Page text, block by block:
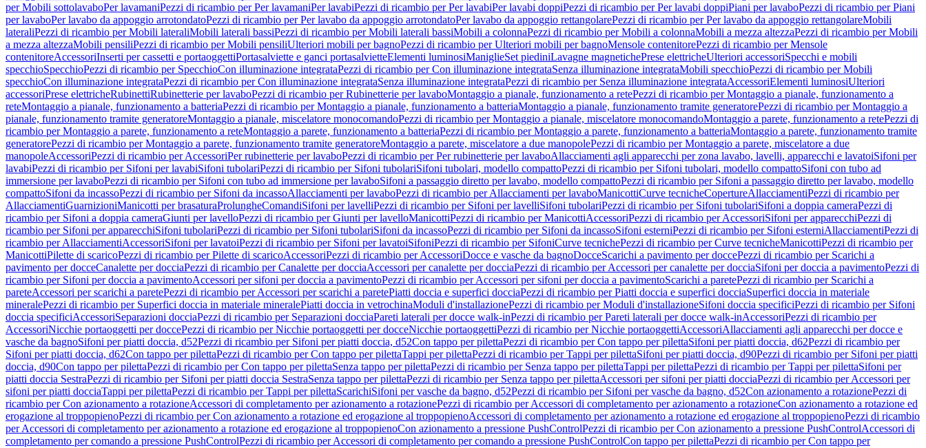
per Mobili sottolavaboPer lavamaniPezzi di ricambio per Per lavamaniPer lavabiPezzi di ricambio per Per lavabiPer lavabi doppiPezzi di ricambio per Per lavabi doppiPiani per lavaboPezzi di ricambio per Piani
per lavaboPer lavabo da appoggio arrotondatoPezzi di ricambio per Per lavabo da appoggio arrotondatoPer lavabo da appoggio rettangolarePezzi di ricambio per Per lavabo da appoggio rettangolareMobili
lateraliPezzi di ricambio per Mobili lateraliMobili laterali bassiPezzi di ricambio per Mobili laterali bassiMobili a colonnaPezzi di ricambio per Mobili a colonnaMobili a mezza altezzaPezzi di ricambio per Mobili
a mezza altezzaMobili pensiliPezzi di ricambio per Mobili pensiliUlteriori mobili per bagnoPezzi di ricambio per Ulteriori mobili per bagnoMensole contenitorePezzi di ricambio per Mensole
contenitoreAccessoriInserti per cassetti e portaoggettiPortasalviette e ganci portasalvietteElementi luminosiManiglieSet piediniLavagne magnetichePrese elettricheUlteriori accessoriSpecchi e mobili
specchioSpecchioPezzi di ricambio per SpecchioCon illuminazione integrataPezzi di ricambio per Con illuminazione integrataSenza illuminazione integrataMobili specchioPezzi di ricambio per Mobili
specchioCon illuminazione integrataPezzi di ricambio per Con illuminazione integrataSenza illuminazione integrataPezzi di ricambio per Senza illuminazione integrataAccessoriElementi luminosiUlteriori
accessoriPrese elettricheRubinettiRubinetterie per lavaboPezzi di ricambio per Rubinetterie per lavaboMontaggio a pianale, funzionamento a retePezzi di ricambio per Montaggio a pianale, funzionamento a
reteMontaggio a pianale, funzionamento a batteriaPezzi di ricambio per Montaggio a pianale, funzionamento a batteriaMontaggio a pianale, funzionamento tramite generatorePezzi di ricambio per Montaggio a
pianale, funzionamento tramite generatoreMontaggio a pianale, miscelatore monocomandoPezzi di ricambio per Montaggio a pianale, miscelatore monocomandoMontaggio a parete, funzionamento a retePezzi di
ricambio per Montaggio a parete, funzionamento a reteMontaggio a parete, funzionamento a batteriaPezzi di ricambio per Montaggio a parete, funzionamento a batteriaMontaggio a parete, funzionamento tramite
generatorePezzi di ricambio per Montaggio a parete, funzionamento tramite generatoreMontaggio a parete, miscelatore a due manopolePezzi di ricambio per Montaggio a parete, miscelatore a due
manopoleAccessoriPezzi di ricambio per AccessoriPer rubinetterie per lavaboPezzi di ricambio per Per rubinetterie per lavaboAllacciamenti agli apparecchi per zona lavabo, lavelli, apparecchi e lavatoiSifoni per
lavabiPezzi di ricambio per Sifoni per lavabiSifoni tubolariPezzi di ricambio per Sifoni tubolariSifoni tubolari, modello compattoPezzi di ricambio per Sifoni tubolari, modello compattoSifoni con tubo ad
immersione per lavaboPezzi di ricambio per Sifoni con tubo ad immersione per lavaboSifoni a passaggio diretto per lavabo, modello compattoPezzi di ricambio per Sifoni a passaggio diretto per lavabo, modello
compattoSifoni da incassoPezzi di ricambio per Sifoni da incassoAllacciamenti per lavaboPezzi di ricambio per Allacciamenti per lavaboManicottiCurve tecnicheCopertureAllacciamentiPezzi di ricambio per
AllacciamentiGuarnizioniManicotti per brasaturaProlungheComandiSifoni per lavelliPezzi di ricambio per Sifoni per lavelliSifoni tubolariPezzi di ricambio per Sifoni tubolariSifoni a doppia cameraPezzi di
ricambio per Sifoni a doppia cameraGiunti per lavelloPezzi di ricambio per Giunti per lavelloManicottiPezzi di ricambio per ManicottiAccessoriPezzi di ricambio per AccessoriSifoni per apparecchiPezzi di
ricambio per Sifoni per apparecchiSifoni tubolariPezzi di ricambio per Sifoni tubolariSifoni da incassoPezzi di ricambio per Sifoni da incassoSifoni esterniPezzi di ricambio per Sifoni esterniAllacciamentiPezzi di
ricambio per AllacciamentiAccessoriSifoni per lavatoiPezzi di ricambio per Sifoni per lavatoiSifoniPezzi di ricambio per SifoniCurve tecnichePezzi di ricambio per Curve tecnicheManicottiPezzi di ricambio per
ManicottiPilette di scaricoPezzi di ricambio per Pilette di scaricoAccessoriPezzi di ricambio per AccessoriDocce e vasche da bagnoDocceScarichi a pavimento per doccePezzi di ricambio per Scarichi a
pavimento per docceCanalette per docciaPezzi di ricambio per Canalette per docciaAccessori per canalette per docciaPezzi di ricambio per Accessori per canalette per docciaSifoni per doccia a pavimentoPezzi di
ricambio per Sifoni per doccia a pavimentoAccessori per sifoni per doccia a pavimentoPezzi di ricambio per Accessori per sifoni per doccia a pavimentoScarichi a paretePezzi di ricambio per Scarichi a
pareteAccessori per scarichi a paretePezzi di ricambio per Accessori per scarichi a paretePiatti doccia e superfici docciaPezzi di ricambio per Piatti doccia e superfici docciaSuperfici doccia in materiale
mineralePezzi di ricambio per Superfici doccia in materiale mineralePiatti doccia in vetrochinaModuli d'installazionePezzi di ricambio per Moduli d'installazioneSifoni doccia specificiPezzi di ricambio per Sifoni
doccia specificiAccessoriSeparazioni docciaPezzi di ricambio per Separazioni docciaPareti laterali per docce walk-inPezzi di ricambio per Pareti laterali per docce walk-inAccessoriPezzi di ricambio per
AccessoriNicchie portaoggetti per doccePezzi di ricambio per Nicchie portaoggetti per docceNicchie portaoggettiPezzi di ricambio per Nicchie portaoggettiAccessoriAllacciamenti agli apparecchi per docce e
vasche da bagnoSifoni per piatti doccia, d52Pezzi di ricambio per Sifoni per piatti doccia, d52Con tappo per pilettaPezzi di ricambio per Con tappo per pilettaSifoni per piatti doccia, d62Pezzi di ricambio per
Sifoni per piatti doccia, d62Con tappo per pilettaPezzi di ricambio per Con tappo per pilettaTappi per pilettaPezzi di ricambio per Tappi per pilettaSifoni per piatti doccia, d90Pezzi di ricambio per Sifoni per piatti
doccia, d90Con tappo per pilettaPezzi di ricambio per Con tappo per pilettaSenza tappo per pilettaPezzi di ricambio per Senza tappo per pilettaTappi per pilettaPezzi di ricambio per Tappi per pilettaSifoni per
piatti doccia SestraPezzi di ricambio per Sifoni per piatti doccia SestraSenza tappo per pilettaPezzi di ricambio per Senza tappo per pilettaAccessori per sifoni per piatti docciaPezzi di ricambio per Accessori per
sifoni per piatti docciaTappi per pilettaPezzi di ricambio per Tappi per pilettaScarichiSifoni per vasche da bagno, d52Pezzi di ricambio per Sifoni per vasche da bagno, d52Con azionamento a rotazionePezzi di
ricambio per Con azionamento a rotazioneAccessori di completamento per azionamento a rotazionePezzi di ricambio per Accessori di completamento per azionamento a rotazioneCon azionamento a rotazione ed
erogazione al troppopienoPezzi di ricambio per Con azionamento a rotazione ed erogazione al troppopienoAccessori di completamento per azionamento a rotazione ed erogazione al troppopienoPezzi di ricambio
per Accessori di completamento per azionamento a rotazione ed erogazione al troppopienoCon azionamento a pressione PushControlPezzi di ricambio per Con azionamento a pressione PushControlAccessori di
completamento per comando a pressione PushControlPezzi di ricambio per Accessori di completamento per comando a pressione PushControlCon tappo per pilettaPezzi di ricambio per Con tappo per